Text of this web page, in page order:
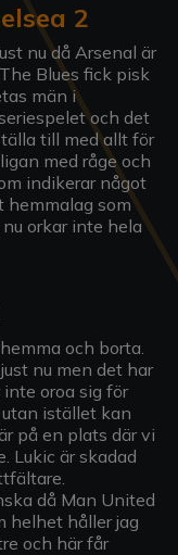
2
nu då Arsenal är
Blues fick pisk
män i
och det
till med allt för
med råge och
indikerar något
som
orkar inte hela
och borta.
nu men det har
oroa sig för
istället kan
på en plats där vi
Lukic är skadad
då Man United
helhet håller jag
och här får